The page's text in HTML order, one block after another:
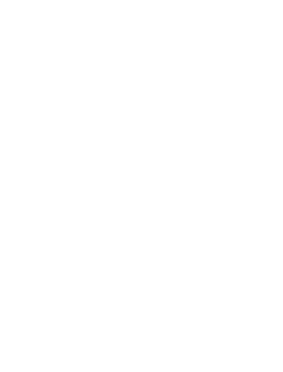
du malus écologique
les données communiquées par le
le malus réel peuvent varier selon la
personnalisée ? Essayez notre